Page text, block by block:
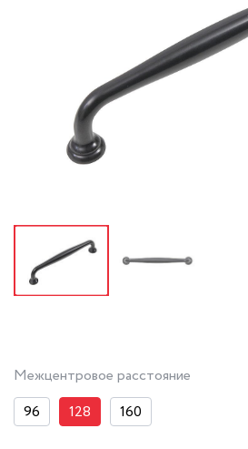
Межцентровое расстояние
96
128 160